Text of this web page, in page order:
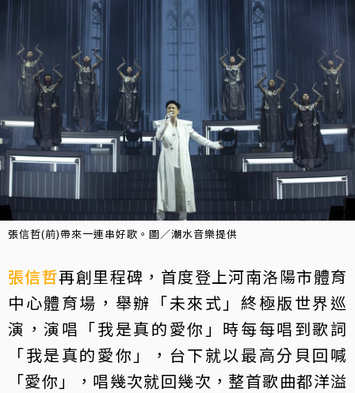
張信哲(前)帶來一連串好歌。圖／潮水音樂提供
張信哲再創里程碑，首度登上河南洛陽市體育
中心體育場，舉辦「未來式」終極版世界巡
演，演唱「我是真的愛你」時每每唱到歌詞
「我是真的愛你」，台下就以最高分貝回喊
「愛你」，唱幾次就回幾次，整首歌曲都洋溢